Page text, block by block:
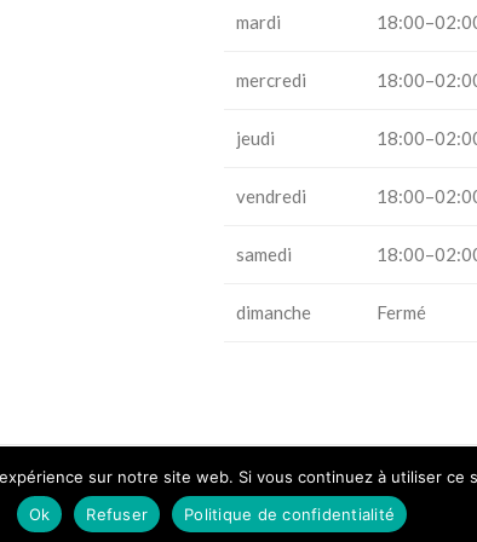
mardi
mercredi
jeudi
vendredi
samedi
dimanche Fermé
sur notre site web. Si vous continuez à utiliser
Ok
Refuser Politique de confidentialité